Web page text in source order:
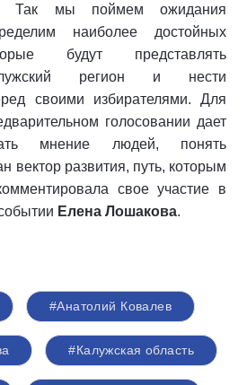
Так мы поймем ожидания
наиболее достойных
будут представлять
регион и нести
своими избирателями. Для
голосовании дает
мнение людей, понять
вектор развития, путь, которым
свое участие в
Елена Лошакова.
#Анатолий Ковалев
#Калужская область